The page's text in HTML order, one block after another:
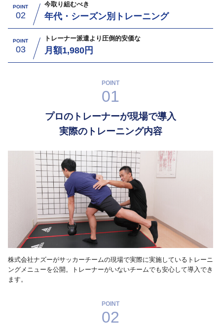
POINT
02
今取り組むべき
年代・シーズン別トレーニング
POINT
03
トレーナー派遣より圧倒的安価な
月額1,980円
POINT
01
プロのトレーナーが現場で導入
実際のトレーニング内容
株式会社ナズーがサッカーチームの現場で実際に実施しているトレーニ
ングメニューを公開。トレーナーがいないチームでも安心して導入でき
ます。
POINT
02